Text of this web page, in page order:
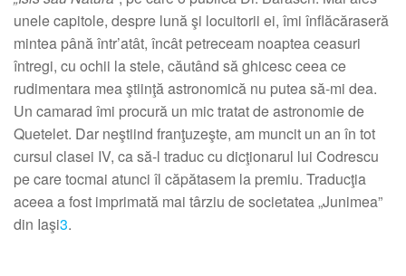
unele capitole, despre lună şi locuitorii ei, îmi înflăcăraseră
mintea până într’atât, încât petreceam noaptea ceasuri
întregi, cu ochii la stele, căutând să ghicesc ceea ce
rudimentara mea ştiinţă astronomică nu putea să-mi dea.
Un camarad îmi procură un mic tratat de astronomie de
Quetelet. Dar neştiind franţuzeşte, am muncit un an în tot
cursul clasei IV, ca să-l traduc cu dicţionarul lui Codrescu
pe care tocmai atunci îl căpătasem la premiu. Traducţia
aceea a fost imprimată mai târziu de societatea „Junimea”
din Iaşi3.